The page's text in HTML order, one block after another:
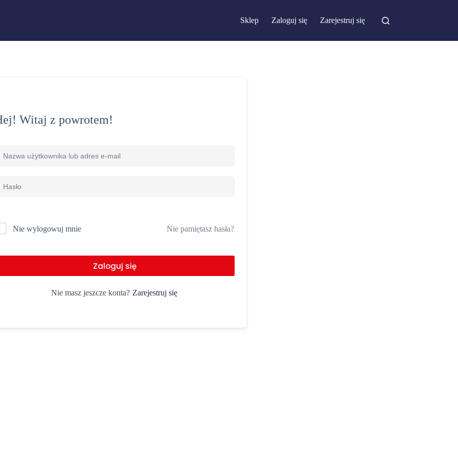
Sklep Zaloguj się Zarejestruj się
Witaj z powrotem!
Nie wylogowuj mnie Nie pamiętasz hasła?
Zaloguj się
Nie masz jeszcze konta? Zarejestruj się